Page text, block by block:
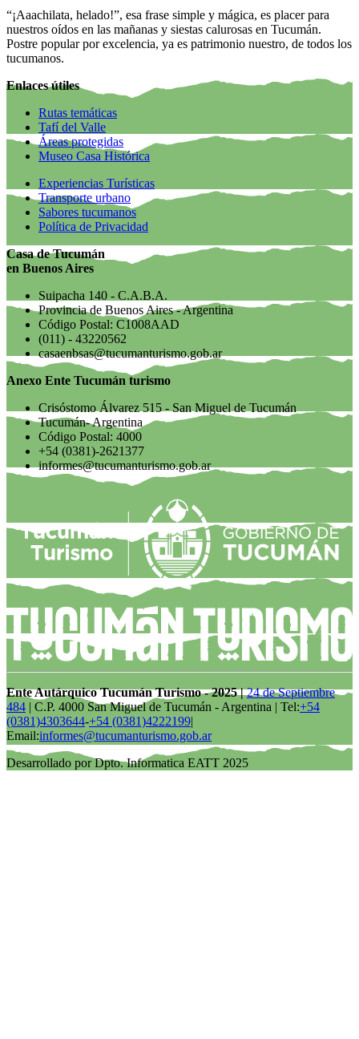
“¡Aaachilata, helado!”, esa frase simple y mágica, es placer para
nuestros oídos en las mañanas y siestas calurosas en Tucumán.
Postre popular por excelencia, ya es patrimonio nuestro, de todos los
tucumanos.
Enlaces útiles
Rutas temáticas
Tafí del Valle
Áreas protegidas
Museo Casa Histórica
Experiencias Turísticas
Transporte urbano
Sabores tucumanos
Política de Privacidad
Casa de Tucumán
en Buenos Aires
Suipacha 140 - C.A.B.A.
Provincia de Buenos Aires - Argentina
Código Postal: C1008AAD
(011) - 43220562
casaenbsas@tucumanturismo.gob.ar
Anexo Ente Tucumán turismo
Crisóstomo Álvarez 515 - San Miguel de Tucumán
Tucumán- Argentina
Código Postal: 4000
+54 (0381)-2621377
informes@tucumanturismo.gob.ar
Ente Autárquico Tucumán Turismo - 2025 |24 de Septiembre
484 | C.P. 4000 San Miguel de Tucumán - Argentina | Tel:+54
(0381)4303644-+54 (0381)4222199|
Email:informes@tucumanturismo.gob.ar
Desarrollado por Dpto. Informatica EATT 2025